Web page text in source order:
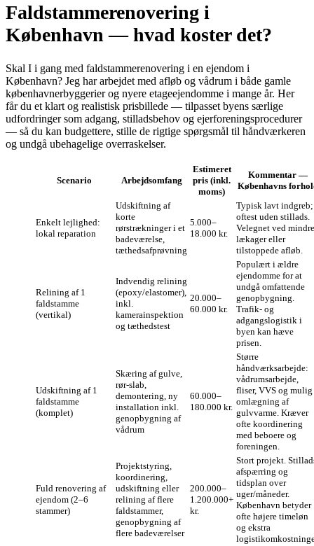
Faldstammerenovering i
København — hvad koster det?
Skal I i gang med faldstammerenovering i en ejendom i
København? Jeg har arbejdet med afløb og vådrum i både gamle
københavnerbyggerier og nyere etageejendomme i mange år. Her
får du et klart og realistisk prisbillede — tilpasset byens særlige
udfordringer som adgang, stilladsbehov og ejerforeningsprocedurer
— så du kan budgettere, stille de rigtige spørgsmål til håndværkeren
og undgå ubehagelige overraskelser.
Scenario Arbejdsomfang
Estimeret
pris (inkl.
moms)
Kommentar —
Københavns
Enkelt lejlighed:
lokal reparation
Udskiftning af
korte
rørstrækninger i et
badeværelse,
tæthedsafprøvning
5.000–
18.000 kr.
Typisk lavt indgreb;
oftest uden stillads.
Velegnet ved mindre
lækager eller
tilstoppede afløb.
Relining af 1
faldstamme
(vertikal)
Indvendig relining
(epoxy/elastomer),
inkl.
kamerainspektion
og tæthedstest
20.000–
60.000 kr.
Populært i ældre
ejendomme for at
undgå omfattende
genopbygning.
Trafik- og
adgangslogistik i
byen kan hæve
prisen.
Udskiftning af 1
faldstamme
(komplet)
Skæring af gulve,
rør-slab,
demontering, ny
installation inkl.
genopbygning af
vådrum
60.000–
180.000 kr.
Større
håndværksarbejde:
vådrumsarbejde,
fliser, VVS og mulig
omlægning af
gulvvarme. Kræver
ofte koordinering
med beboere og
foreningen.
Fuld renovering af
ejendom (2–6
stammer)
Projektstyring,
koordinering,
udskiftning eller
relining af flere
faldstammer,
genopbygning af
flere badeværelser
200.000–
1.200.000+
kr.
Stort projekt.
afspærring og
tidsplan over
uger/måneder.
København betyder
ofte højere timeløn
og ekstra